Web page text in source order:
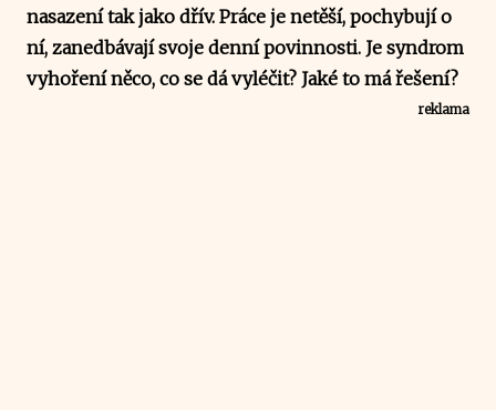
nasazení tak jako dřív. Práce je netěší, pochybují o
ní, zanedbávají svoje denní povinnosti. Je syndrom
vyhoření něco, co se dá vyléčit? Jaké to má řešení?
reklama